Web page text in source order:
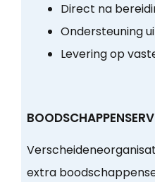
Direct na
Ondersteuning
Levering op
extra